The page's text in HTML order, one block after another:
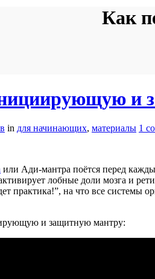
Как
и
in для начинающих, материалы 1
или Ади-мантра поётся перед
лобные доли мозга и
практика!”, на что все системы
и защитную мантру: